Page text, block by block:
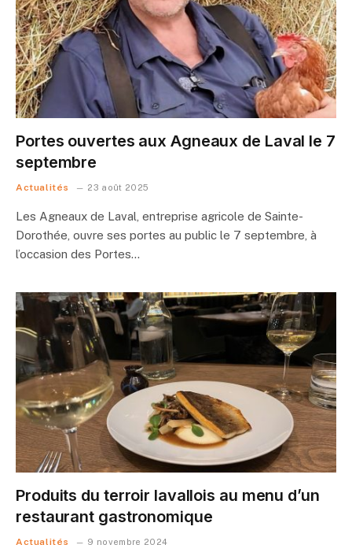
Portes ouvertes aux Agneaux de Laval le 7
septembre
Actualités 23 août 2025
Les Agneaux de Laval, entreprise agricole de Sainte-
Dorothée, ouvre ses portes au public le 7 septembre, à
l’occasion des Portes…
Produits du terroir lavallois au menu d’un
restaurant gastronomique
Actualités 9 novembre 2024